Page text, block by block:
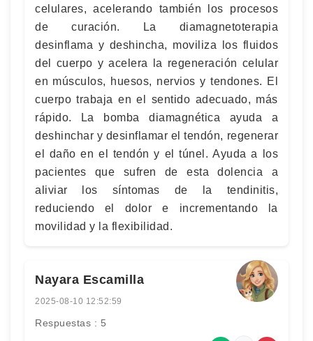
celulares, acelerando también los procesos
de curación. La diamagnetoterapia
desinflama y deshincha, moviliza los fluidos
del cuerpo y acelera la regeneración celular
en músculos, huesos, nervios y tendones. El
cuerpo trabaja en el sentido adecuado, más
rápido. La bomba diamagnética ayuda a
deshinchar y desinflamar el tendón, regenerar
el daño en el tendón y el túnel. Ayuda a los
pacientes que sufren de esta dolencia a
aliviar los síntomas de la tendinitis,
reduciendo el dolor e incrementando la
movilidad y la flexibilidad.
Nayara Escamilla
2025-08-10 12:52:59
Respuestas : 5